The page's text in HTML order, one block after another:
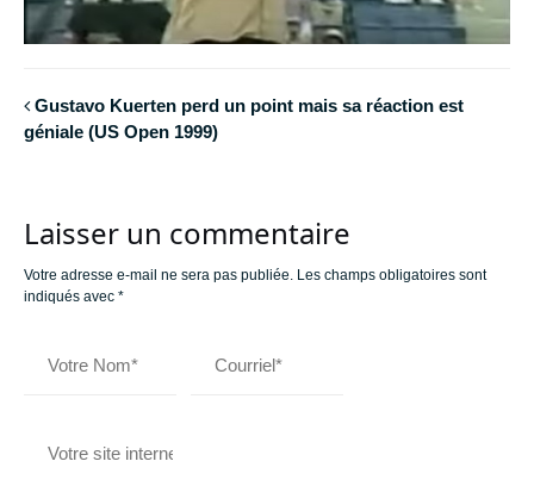
Gustavo Kuerten perd un point mais sa réaction est
géniale (US Open 1999)
Laisser un commentaire
Votre adresse e-mail ne sera pas publiée. Les champs obligatoires sont
indiqués avec *